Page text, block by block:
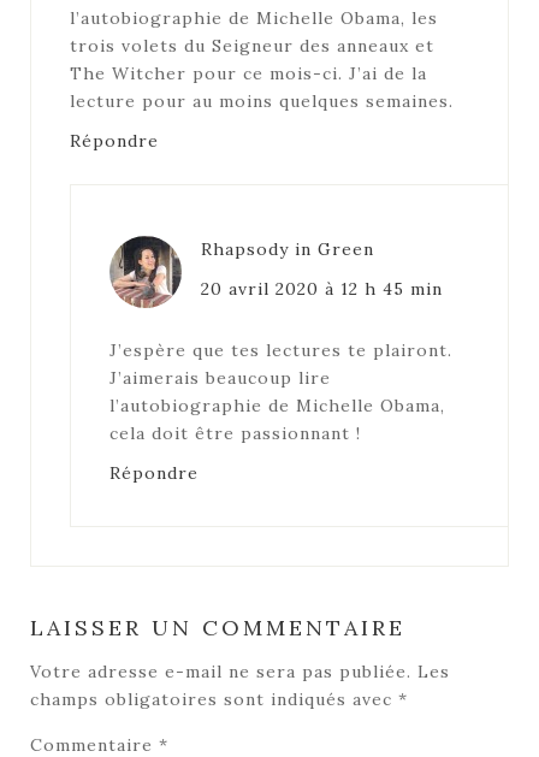
l’autobiographie de Michelle Obama, les
trois volets du Seigneur des anneaux et
The Witcher pour ce mois-ci. J’ai de la
lecture pour au moins quelques semaines.
Répondre
Rhapsody in Green
20 avril 2020 à 12 h 45 min
J’espère que tes lectures te plairont.
J’aimerais beaucoup lire
l’autobiographie de Michelle Obama,
cela doit être passionnant !
Répondre
LAISSER UN COMMENTAIRE
Votre adresse e-mail ne sera pas publiée. Les
champs obligatoires sont indiqués avec *
Commentaire *